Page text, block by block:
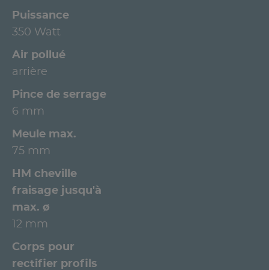
Puissance
350 Watt
Air pollué
arrière
Pince de serrage
6 mm
Meule max.
75 mm
HM cheville
fraisage jusqu'à
max. ø
12 mm
Corps pour
rectifier profils